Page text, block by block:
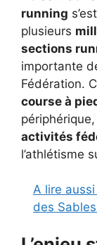
running
plusieurs
sections
importante
Fédération.
course à
activités
l’athlétisme
A lire aussi
des